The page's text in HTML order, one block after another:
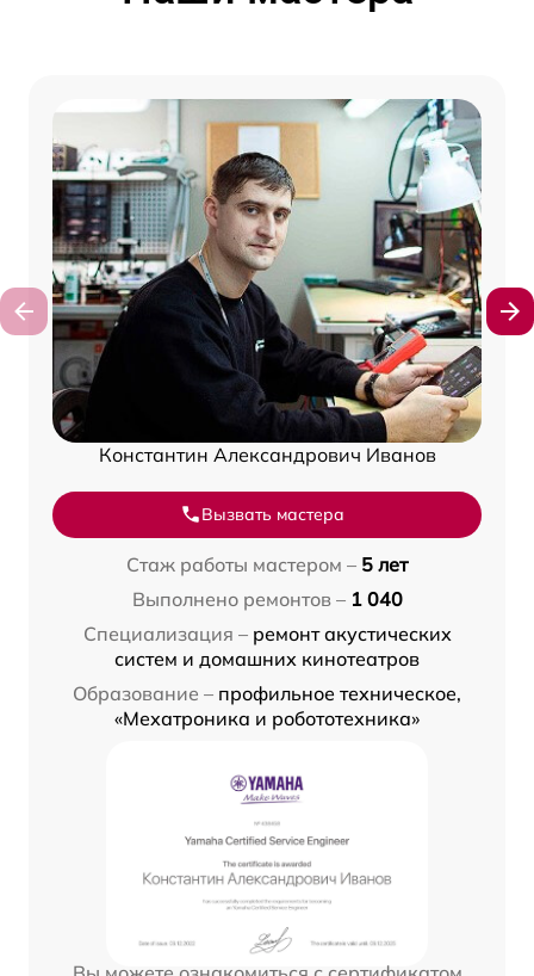
Константин Александрович Иванов
Вызвать мастера
Стаж работы мастером – 5 лет
Выполнено ремонтов – 1 040
Специализация – ремонт акустических
систем и домашних кинотеатров
Образование – профильное техническое,
«Мехатроника и робототехника»